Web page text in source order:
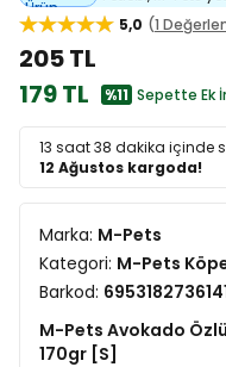
Ürün
5,0
1
205 TL
179 TL
%11 Sepette Ek
13 saat 38 dakika içinde
12 Ağustos kargoda!
Marka: M-Pets
Kategori: M-Pets
Barkod:
M-Pets Avokado
170gr [S]